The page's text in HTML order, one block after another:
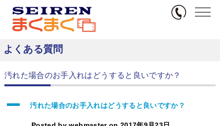
無料サンプル
TOP FAQs ロールスクリーン
よくある質問
汚れた場合のお手入れはどうすると良いですか？
A 汚れた場合のお手入れはどうすると良いですか？